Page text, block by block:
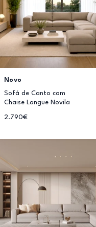
Novo
Sofá de Canto com
Chaise Longue Novila
2.790€